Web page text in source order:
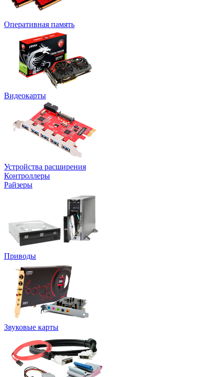
Оперативная память
Видеокарты
Устройства расширения
Контроллеры
Райзеры
Приводы
Звуковые карты